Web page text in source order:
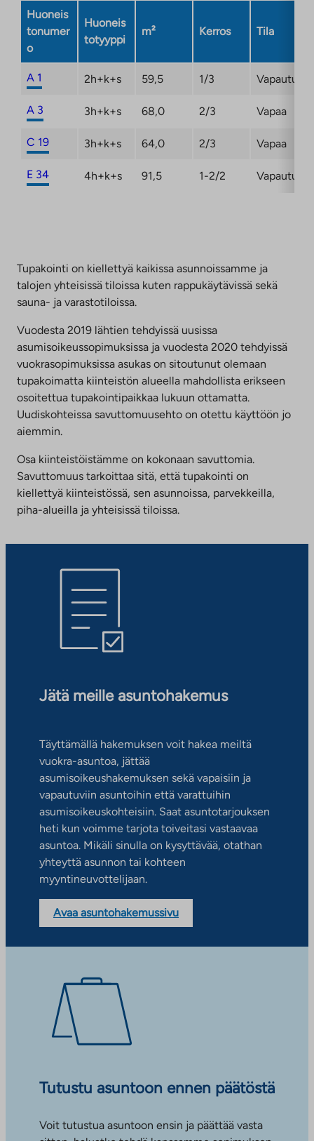
Huoneis
tonumer
o
Huoneis
totyyppi
m² Kerros Tila
A 1 2h+k+s 59,5 1/3
A 3 3h+k+s 68,0 2/3 Vapaa
C 19 3h+k+s 64,0 2/3 Vapaa
E 34 4h+k+s 91,5 1-2/2
Tupakointi on kiellettyä kaikissa asunnoissamme ja
talojen yhteisissä tiloissa kuten rappukäytävissä sekä
sauna- ja varastotiloissa.
Vuodesta 2019 lähtien tehdyissä uusissa
asumisoikeussopimuksissa ja vuodesta 2020 tehdyissä
vuokrasopimuksissa asukas on sitoutunut olemaan
tupakoimatta kiinteistön alueella mahdollista erikseen
osoitettua tupakointipaikkaa lukuun ottamatta.
Uudiskohteissa savuttomuusehto on otettu käyttöön jo
aiemmin.
Osa kiinteistöistämme on kokonaan savuttomia.
Savuttomuus tarkoittaa sitä, että tupakointi on
kiellettyä kiinteistössä, sen asunnoissa, parvekkeilla,
piha-alueilla ja yhteisissä tiloissa.
Jätä meille asuntohakemus
Täyttämällä hakemuksen voit hakea meiltä
vuokra-asuntoa, jättää
asumisoikeushakemuksen sekä vapaisiin ja
vapautuviin asuntoihin että varattuihin
asumisoikeuskohteisiin. Saat asuntotarjouksen
heti kun voimme tarjota toiveitasi vastaavaa
asuntoa. Mikäli sinulla on kysyttävää, otathan
yhteyttä asunnon tai kohteen
myyntineuvottelijaan.
Avaa asuntohakemussivu
Tutustu asuntoon ennen päätöstä
Voit tutustua asuntoon ensin ja päättää vasta